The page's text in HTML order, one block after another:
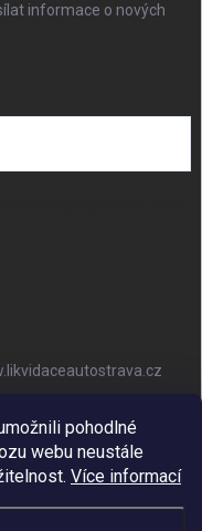
pohodlné
webu neustále
Více informací
informace o nových